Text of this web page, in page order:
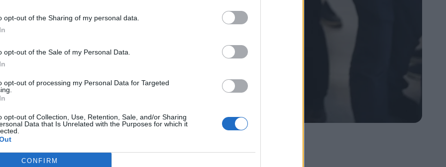
opt-out of the Sharing of my personal data.
opt-out of the Sale of my Personal Data.
opt-out of processing my Personal Data for Targeted
opt-out of Collection, Use, Retention, Sale, and/or Sharing
Data that Is Unrelated with the Purposes for which it
CONFIRM
Szymański / PAP)
10 na lotnisku w Warszawie.
Tenisowego.
w finale z Rosjanką. To największe osiągnięcie w karierze 24-letniej tenisistki.